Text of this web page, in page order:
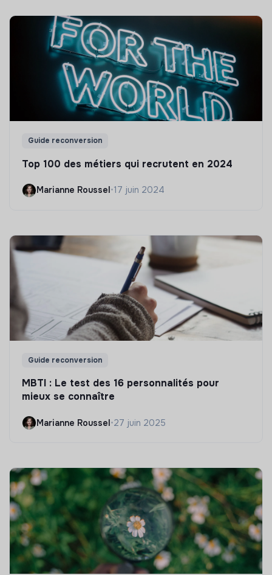
Guide reconversion
Top 100 des métiers qui recrutent en 2024
Marianne Roussel•17 juin 2024
Guide reconversion
MBTI : Le test des 16 personnalités pour
mieux se connaître
Marianne Roussel•27 juin 2025